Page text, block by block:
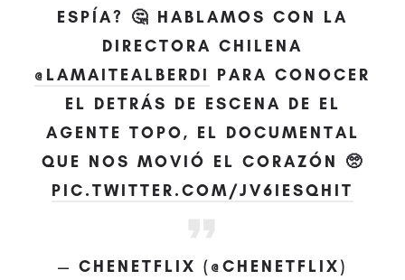
ESPÍA? 🤔 HABLAMOS CON LA
DIRECTORA CHILENA
@LAMAITEALBERDI PARA CONOCER
EL DETRÁS DE ESCENA DE EL
AGENTE TOPO, EL DOCUMENTAL
QUE NOS MOVIÓ EL CORAZÓN 🥺
PIC.TWITTER.COM/JV6IESQHIT
— CHENETFLIX (@CHENETFLIX)